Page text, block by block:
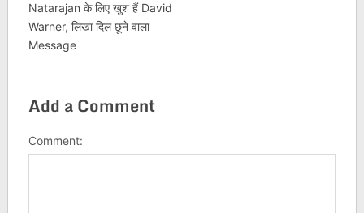
Natarajan के लिए खुश हैं David
Warner, लिखा दिल छूने वाला
Message
Add a Comment
Comment: